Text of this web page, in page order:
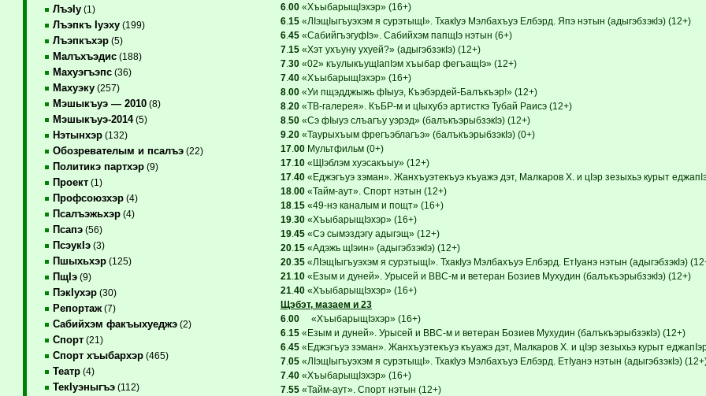
ЛъэIу(1)
Лъэпкъ Iуэху(199)
Лъэпкъхэр(5)
Малъхъэдис(188)
Махуэгъэпс(36)
Махуэку(257)
Мэшыкъуэ — 2010(8)
Мэшыкъуэ-2014(5)
Нэтынхэр(132)
Обозревателым и псалъэ(22)
Политикэ партхэр(9)
Проект(1)
Профсоюзхэр(4)
Псалъэжьхэр(4)
Псапэ(56)
ПсэукIэ(3)
Пшыхьхэр(125)
ПщIэ(9)
ПэкIухэр(30)
Репортаж(7)
Сабийхэм факъыхуеджэ(2)
Спорт(21)
Спорт хъыбархэр(465)
Театр(4)
ТекIуэныгъэ(112)
6. 00«ХъыбарыщIэхэр» (16+)
6. 15«ЛIэщIыгъуэхэм я сурэтыщI». ТхакIуэ Мэлбахъуэ Елбэрд. Япэ нэтын (адыгэбзэкIэ) (12+)
6. 45«СабийгъэгуфIэ». Сабийхэм папщIэ нэтын (6+)
7. 15«Хэт ухъуну ухуей?» (адыгэбзэкIэ) (12+)
7. 30«02» къулыкъущIапIэм хъыбар фегъащIэ» (12+)
7. 40«ХъыбарыщIэхэр» (16+)
8. 00«Уи пщэдджыжь фIыуэ, Къэбэрдей-Балъкъэр!» (12+)
8. 20«ТВ-галерея». КъБР-м и цIыхубэ артисткэ Тубай Раисэ (12+)
8. 50«Сэ фIыуэ слъагъу уэрэд» (балъкъэрыбзэкIэ) (12+)
9. 20«Таурыхъым фрегъэблагъэ» (балъкъэрыбзэкIэ) (0+)
17. 00Мультфильм (0+)
17. 10«ЩIэблэм хуэсакъыу» (12+)
17. 40«Еджэгъуэ зэман». Жанхъуэтекъуэ къуажэ дэт, Малкаров Х. и цIэр зезыхьэ курыт
18. 00«Тайм-аут». Спорт нэтын (12+)
18. 15«49-нэ каналым и пощт» (16+)
19. 30«ХъыбарыщIэхэр» (16+)
19. 45«Сэ сымэздэгу адыгэщ» (12+)
20. 15«Адэжь щIэин» (адыгэбзэкIэ) (12+)
20. 35«ЛIэщIыгъуэхэм я сурэтыщI». ТхакIуэ Мэлбахъуэ Елбэрд. ЕтIуанэ нэтын (адыгэбзэкIэ)
21 10«Езым и дуней». Урысей и ВВС-м и ветеран Бозиев Мухудин (балъкъэрыбзэкIэ) (12+)
21 40«ХъыбарыщIэхэр» (16+)
Щэбэт, мазаем и 23
6. 00«ХъыбарыщIэхэр» (16+)
6. 15«Езым и дуней». Урысей и ВВС-м и ветеран Бозиев Мухудин (балъкъэрыбзэкIэ) (12+)
6. 45«Еджэгъуэ зэман». Жанхъуэтекъуэ къуажэ дэт, Малкаров Х. и цIэр зезыхьэ курыт
7. 05«ЛIэщIыгъуэхэм я сурэтыщI». ТхакIуэ Мэлбахъуэ Елбэрд. ЕтIуанэ нэтын (адыгэбзэкIэ)
7. 40«ХъыбарыщIэхэр» (16+)
7. 55«Тайм-аут». Спорт нэтын (12+)